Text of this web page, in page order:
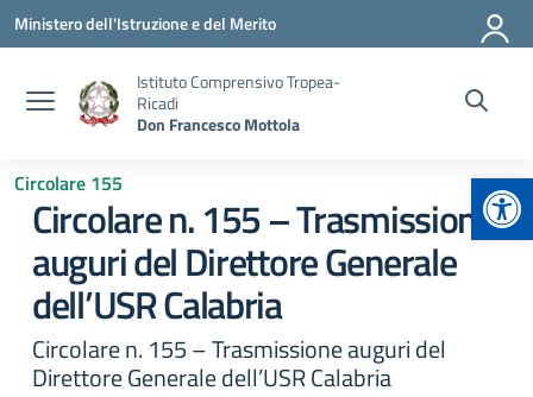
Vai ai contenuti
Vai al menu di navigazione
Vai al footer
Ministero dell'Istruzione e del Merito
Istituto Comprensivo Tropea-
Ricadi
Don Francesco Mottola
Circolare 155
Circolare n. 155 – Trasmissione
auguri del Direttore Generale
dell’USR Calabria
Circolare n. 155 – Trasmissione auguri del
Direttore Generale dell’USR Calabria